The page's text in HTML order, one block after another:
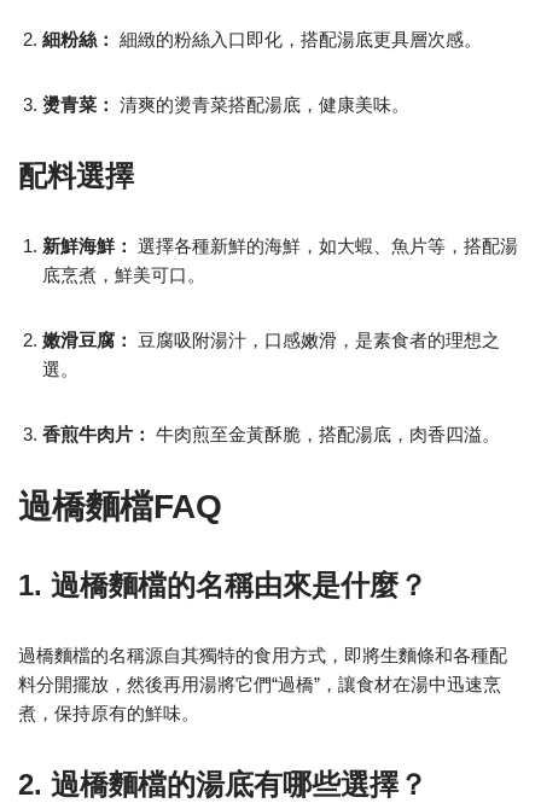
細粉絲： 細緻的粉絲入口即化，搭配湯底更具層次感。
燙青菜： 清爽的燙青菜搭配湯底，健康美味。
配料選擇
新鮮海鮮： 選擇各種新鮮的海鮮，如大蝦、魚片等，搭配湯
底烹煮，鮮美可口。
嫩滑豆腐：
豆腐吸附湯汁，口感嫩滑，是素食者的理想之
選。
香煎牛肉片： 牛肉煎至金黃酥脆，搭配湯底，肉香四溢。
過橋麵檔FAQ
1. 過橋麵檔的名稱由來是什麼？
過橋麵檔的名稱源自其獨特的食用方式，即將生麵條和各種配
料分開擺放，然後再用湯將它們“過橋”，讓食材在湯中迅速烹
煮，保持原有的鮮味。
2. 過橋麵檔的湯底有哪些選擇？